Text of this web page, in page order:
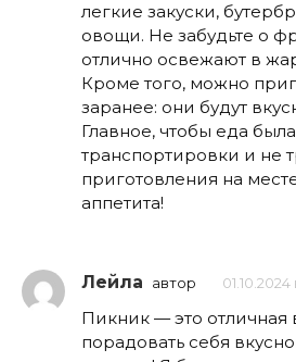
легкие закуски,
овощи. Не забудьте о
отлично освежают в
Кроме того, можно
заранее: они будут
Главное, чтобы еда
транспортировки и не
приготовления на
аппетита!
Лейла автор 01.10.2024
Пикник — это отличная
порадовать себя